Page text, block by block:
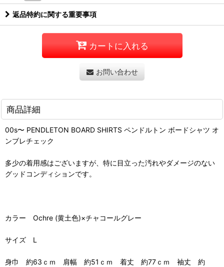
返品特約に関する重要事項
カートに入れる
お問い合わせ
商品詳細
00s〜 PENDLETON BOARD SHIRTS ペンドルトン ボードシャツ オ
ンブレチェック
多少の着用感はございますが、特に目立った汚れやダメージのない
グッドコンディションです。
カラー Ochre (黄土色)×チャコールグレー
サイズ L
身巾 約63ｃｍ 肩幅 約51ｃｍ 着丈 約77ｃｍ 袖丈 約